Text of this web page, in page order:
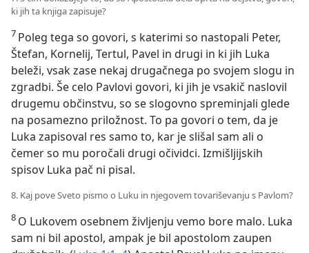
ki jih ta knjiga zapisuje?
7 Poleg tega so govori, s katerimi so nastopali Peter,
Štefan, Kornelij, Tertul, Pavel in drugi in ki jih Luka
beleži, vsak zase nekaj drugačnega po svojem slogu in
zgradbi. Še celo Pavlovi govori, ki jih je vsakič naslovil
drugemu občinstvu, so se slogovno spreminjali glede
na posamezno priložnost. To pa govori o tem, da je
Luka zapisoval res samo to, kar je slišal sam ali o
čemer so mu poročali drugi očividci. Izmišljijskih
spisov Luka pač ni pisal.
8. Kaj pove Sveto pismo o Luku in njegovem tovariševanju s Pavlom?
8 O Lukovem osebnem življenju vemo bore malo. Luka
sam ni bil apostol, ampak je bil apostolom zaupen